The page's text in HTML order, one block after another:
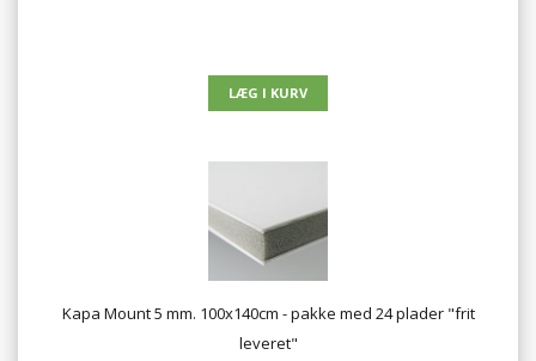
Kapa Mount 5 mm. 100x140cm - pakke med 24 plader "frit
leveret"